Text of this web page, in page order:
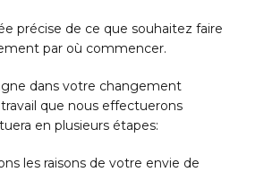
précise de ce que souhaitez faire
par où commencer.
dans votre changement
que nous effectuerons
en plusieurs étapes:
les raisons de votre envie de